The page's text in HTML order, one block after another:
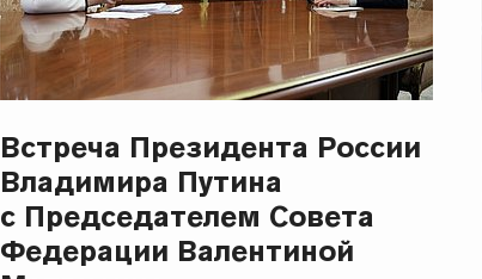
Встреча Президента России
Владимира Путина
с Председателем Совета
Федерации Валентиной